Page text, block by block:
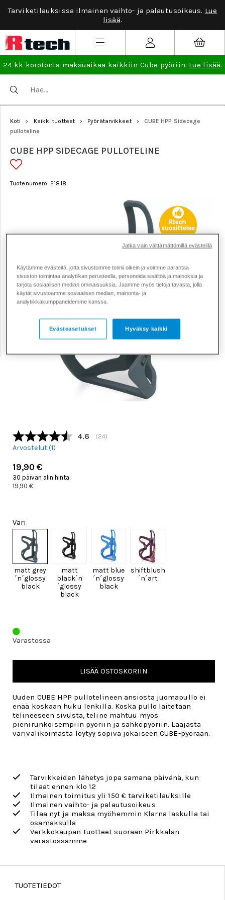
Tarviketilauksissa ilmainen vaihto- ja palautusoikeus. Lue
lisää.
24 kk korotonta maksuaikaa kaikkiin Cube-pyöriin. Lue lisää.
Koti > Kaikki tuotteet > Pyörätarvikkeet >
CUBE HPP Sidecage
pulloteline
CUBE HPP SIDECAGE PULLOTELINE
Tuotenumero: 21818
Keskimääräinen luokitus:
4.6 (äänet:
24)
Arvostelut (1)
19,90 €
30 päivän alin hinta:
19,90 €
Väri
matt grey
´n´glossy
black
matt
black´n
´glossy
black
matt blue
´n´glossy
black
shiftblush
´n´art
Varastossa
LISÄÄ OSTOSKORIIN
Uuden CUBE HPP pullotelineen ansiosta juomapullo ei
enää koskaan huku lenkillä. Koska pullo laitetaan
telineeseen sivusta, teline mahtuu myös
pienirunkoisempiin pyöriin ja sähköpyöriin. Laajasta
värivalikoimasta löytyy sopiva jokaiseen CUBE-pyörään.
Tarvikkeiden lähetys jopa samana päivänä, kun
tilaat ennen klo 12
Ilmainen toimitus yli 150 € tarviketilauksille
Ilmainen vaihto- ja palautusoikeus
Tilaa nyt ja maksa myöhemmin Klarna laskulla tai
osamaksulla
Verkkokaupan tuotteet suoraan Pirkkalan
varastossamme
TUOTETIEDOT
Käytämme evästeitä, jotta sivustomme toimii oikein ja voimme parantaa
sivuston toimintaa analytiikan perusteella, personoida sisältöä ja mainoksia ja
tarjota sosiaalisen median ominaisuuksia. Jaamme myös tietoja tavasta, jolla
käytät sivustoamme sosiaalisen median, mainonta- ja
analytiikkakumppaneidemme kanssa.
Hyväksy kaikki
Evästeasetukset
Jatka vain välttämättömillä evästeillä